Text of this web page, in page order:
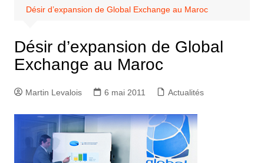
Désir d’expansion de Global Exchange au Maroc
Désir d’expansion de Global
Exchange au Maroc
Martin Levalois 6 mai 2011 Actualités